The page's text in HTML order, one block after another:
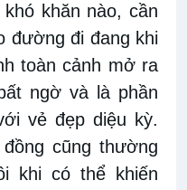
khăn nào, cần
đường đi đang khi
toàn cảnh mở ra
ngờ và là phần
vẻ đẹp diệu kỳ.
cũng thường
khi có thể khiến